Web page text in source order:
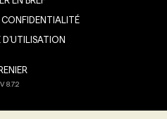
V8.7.2